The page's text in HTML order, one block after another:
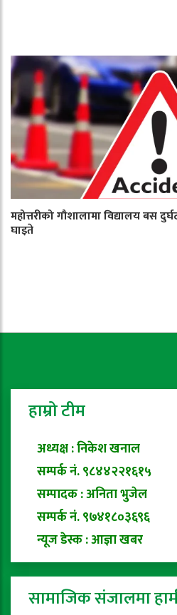
महोत्तरीको गौशालामा विद्यालय बस
घाइते
हाम्रो टीम
अध्यक्ष : निकेश खनाल
सम्पर्क नं. ९८४४२२१६१५
सम्पादक : अनिता भुजेल
सम्पर्क नं. ९७४१८०३६९६
न्यूज डेस्क : आज्ञा खबर
सामाजिक संजालमा